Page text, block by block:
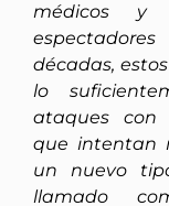
médicos y
décadas,
lo
ataques con
que intentan
un nuevo
llamado